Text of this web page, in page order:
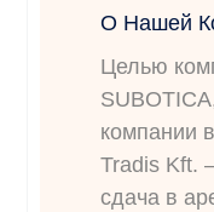
О Нашей
Целью
компании
Tradis Kft.
сдача в